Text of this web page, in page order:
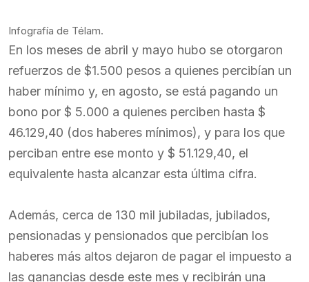
Infografía de Télam.
En los meses de abril y mayo hubo se otorgaron
refuerzos de $1.500 pesos a quienes percibían un
haber mínimo y, en agosto, se está pagando un
bono por $ 5.000 a quienes perciben hasta $
46.129,40 (dos haberes mínimos), y para los que
perciban entre ese monto y $ 51.129,40, el
equivalente hasta alcanzar esta última cifra.
Además, cerca de 130 mil jubiladas, jubilados,
pensionadas y pensionados que percibían los
haberes más altos dejaron de pagar el impuesto a
las ganancias desde este mes y recibirán una